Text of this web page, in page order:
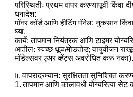
परिस्थितीः प्रथम वापर करण्यापूर्वी किंवा
धनादेश:
पॉवर कॉर्ड आणि हीटिंग पॅनेल: नुकसान
घ्या.
कार्ये: तापमान नियंत्रक आणि टाइमर
आतील: स्वच्छ धूळ/मोडतोड; वायुवीजन
मॉडेल्सवर एअर व्हेंट्स अवरोधित करू नका).
Ii. वापरादरम्यान: सुरक्षितता सुनिश्चित
1. तापमान आणि कालावधी योग्यरित्या सेट